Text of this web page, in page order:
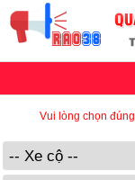
Vui lòng chọn